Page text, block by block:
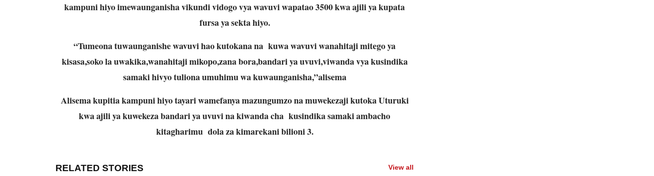
kampuni hiyo imewaunganisha vikundi vidogo vya wavuvi wapatao 3500 kwa ajili ya kupata
fursa ya sekta hiyo.
“Tumeona tuwaunganishe wavuvi hao kutokana na kuwa wavuvi wanahitaji mitego ya
kisasa,soko la uwakika,wanahitaji mikopo,zana bora,bandari ya uvuvi,viwanda vya kusindika
samaki hivyo tuliona umuhimu wa kuwaunganisha,”alisema
Alisema kupitia kampuni hiyo tayari wamefanya mazungumzo na muwekezaji kutoka Uturuki
kwa ajili ya kuwekeza bandari ya uvuvi na kiwanda cha kusindika samaki ambacho
kitagharimu dola za kimarekani bilioni 3.
RELATED STORIES View all